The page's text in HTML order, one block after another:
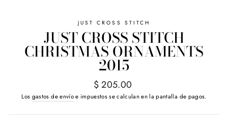
JUST CROSS STITCH
JUST CROSS STITCH
CHRISTMAS ORNAMENTS
2015
Precio
habitual
$ 205.00
Los gastos de envíoe impuestos se calculan en la pantalla de pagos.